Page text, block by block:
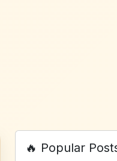
🔥 Popular